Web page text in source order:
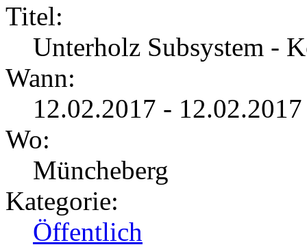
Titel:
Unterholz Subsystem -
Wann:
12.02.2017 -
Wo:
Müncheberg
Kategorie:
Öffentlich